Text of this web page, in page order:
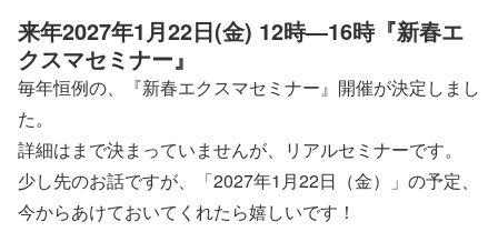
来年2027年1月22日(金) 12時―16時『新春エ
クスマセミナー』
毎年恒例の、『新春エクスマセミナー』開催が決定しまし
た。
詳細はまで決まっていませんが、リアルセミナーです。
少し先のお話ですが、「2027年1月22日（金）」の予定、
今からあけておいてくれたら嬉しいです！